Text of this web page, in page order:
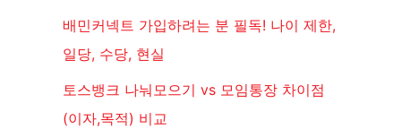
배민커넥트 가입하려는 분 필독! 나이 제한,
일당, 수당, 현실
토스뱅크 나눠모으기 vs 모임통장 차이점
(이자,목적) 비교